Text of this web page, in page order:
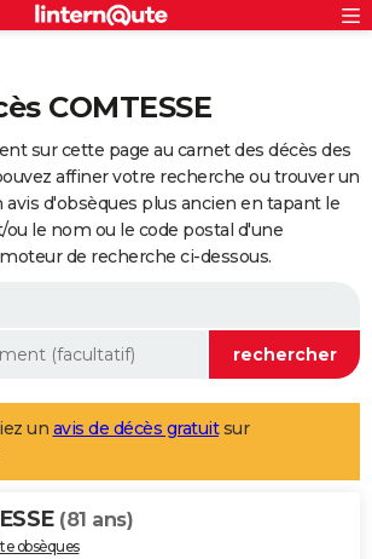
ville
COMTESSE
sur cette page au carnet des décès des
affiner votre recherche ou trouver un
avis d'obsèques plus ancien en tapant le
le nom ou le code postal d'une
de recherche ci-dessous.
un avis de décès gratuitsur
(81 ans)
obsèques